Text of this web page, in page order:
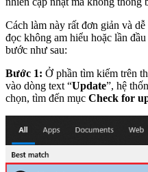
Cách làm này rất đơn giản và
đọc không am hiểu hoặc lần
bước như sau:
Bước 1: Ở phần tìm kiếm trên
vào dòng text “Update”, hệ
chọn, tìm đến mục Check for